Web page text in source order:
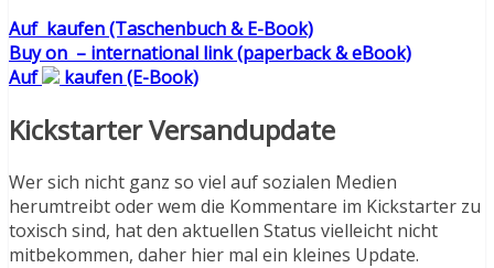
Auf kaufen (Taschenbuch & E-Book)
Buy on – international link (paperback & eBook)
Auf
kaufen (E-Book)
Kickstarter Versandupdate
Wer sich nicht ganz so viel auf sozialen Medien
herumtreibt oder wem die Kommentare im Kickstarter zu
toxisch sind, hat den aktuellen Status vielleicht nicht
mitbekommen, daher hier mal ein kleines Update.